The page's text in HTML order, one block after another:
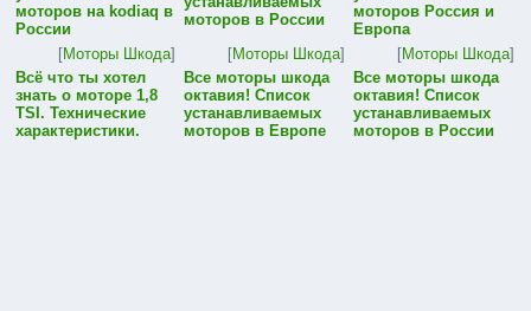
моторов на kodiaq в
России
моторов в России
моторов Россия и
Европа
[Моторы Шкода]
Всё что ты хотел
знать о моторе 1,8
TSI. Технические
характеристики.
[Моторы Шкода]
Все моторы шкода
октавия! Список
устанавливаемых
моторов в Европе
[Моторы Шкода]
Все моторы шкода
октавия! Список
устанавливаемых
моторов в России